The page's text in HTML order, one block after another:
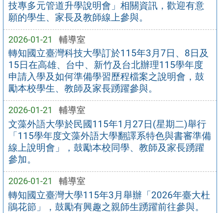
技專多元管道升學說明會」相關資訊，歡迎有意
願的學生、家長及教師線上參與。
2026-01-21 輔導室
轉知國立臺灣科技大學訂於115年3月7日、8日及
15日在高雄、台中、新竹及台北辦理115學年度
申請入學及如何準備學習歷程檔案之說明會，鼓
勵本校學生、教師及家長踴躍參與。
2026-01-21 輔導室
文藻外語大學於民國115年1月27日(星期二)舉行
「115學年度文藻外語大學翻譯系特色與書審準備
線上說明會」，鼓勵本校同學、教師及家長踴躍
參加。
2026-01-21 輔導室
轉知國立臺灣大學115年3月舉辦「2026年臺大杜
鵑花節」，鼓勵有興趣之親師生踴躍前往參與。